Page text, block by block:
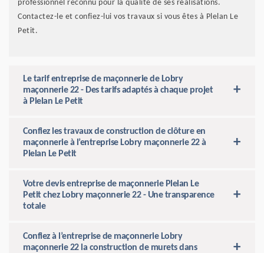
professionnel reconnu pour la qualité de ses réalisations.
Contactez-le et confiez-lui vos travaux si vous êtes à Plelan Le
Petit.
Le tarif entreprise de maçonnerie de Lobry
maçonnerie 22 - Des tarifs adaptés à chaque projet
à Plelan Le Petit
Confiez les travaux de construction de clôture en
maçonnerie à l’entreprise Lobry maçonnerie 22 à
Plelan Le Petit
Votre devis entreprise de maçonnerie Plelan Le
Petit chez Lobry maçonnerie 22 - Une transparence
totale
Confiez à l’entreprise de maçonnerie Lobry
maçonnerie 22 la construction de murets dans